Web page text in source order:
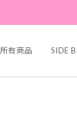
所有商品 SIDE B